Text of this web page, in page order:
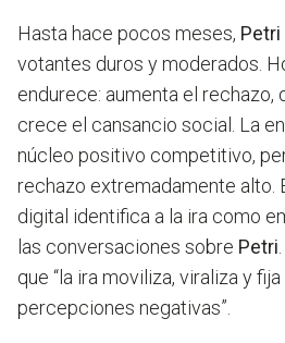
Hasta hace pocos meses, Petri
votantes duros y moderados.
endurece: aumenta el rechazo,
crece el cansancio social.
La
núcleo positivo competitivo,
rechazo extremadamente alto.
digital identifica a la ira como
las conversaciones sobre Petri
que “la ira moviliza, viraliza y
percepciones negativas”.